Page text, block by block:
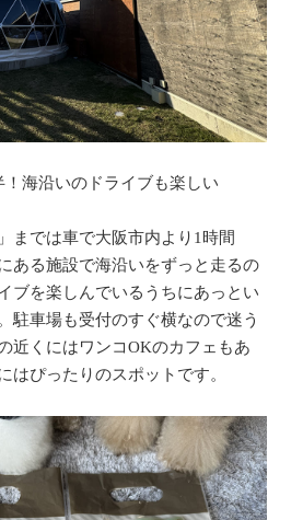
！海沿いのドライブも楽しい
までは車で大阪市内より 1 時間
ある施設で海沿いをずっと走るの
ブを楽しんでいるうちにあっとい
駐車場も受付のすぐ横なので迷う
近くにはワンコOKのカフェもあ
はぴったりのスポットです。